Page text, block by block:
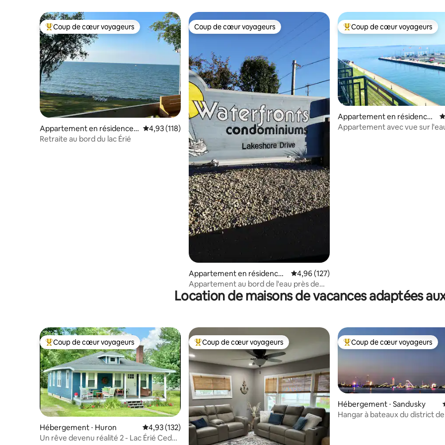
Coups de cœur voyageurs les plus appréciés
Coup de cœur voyageurs
Appartement en résidence ⋅
Huron
Évaluation moyenne sur la base de 118 commentaires : 4,93 sur 5
4,93 (118)
Retraite au bord du lac Érié
Coup de cœur voyageurs
Coup de cœur voyageurs
Appartement en résidence ⋅
Port Clinton
Évaluation moyenne sur la base de 127
4,96 (127)
Appartement au bord de l'eau près de
Jet Express (Zeitzheim)
Coups de cœur voyageurs les
Coup de cœur voyageurs
Appartement en résidence ⋅
Sandusky
Appartement avec vue sur
Location de maisons de vacances adaptées
Coups de cœur voyageurs les plus appréciés
Coup de cœur voyageurs
Hébergement ⋅ Huron Évaluation moyenne sur la base de 132 commentaires : 4,93 sur 5
4,93 (132)
Un rêve devenu réalité 2 - Lac Érié Cedar
Coups de cœur voyageurs les plus appréciés
Coup de cœur voyageurs Coups de cœur voyageurs les
Coup de cœur voyageurs
Hébergement ⋅ Sandusky
Hangar à bateaux du district